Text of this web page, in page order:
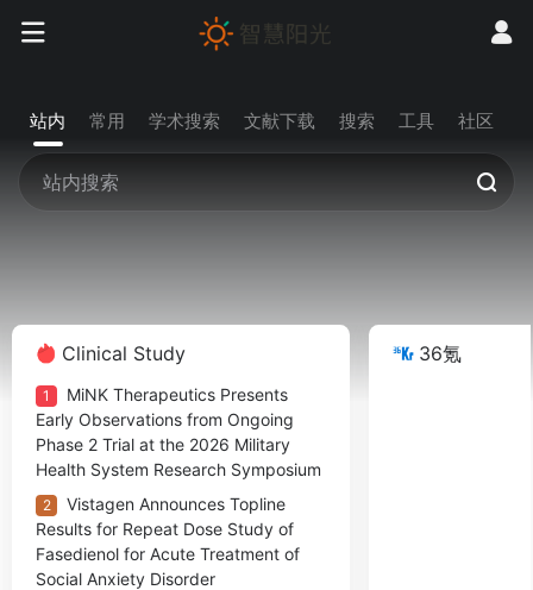
站内 常用 学术搜索 文献下载 搜索 工具 社区
Clinical Study
1
MiNK Therapeutics Presents
Early Observations from Ongoing
Phase 2 Trial at the 2026 Military
Health System Research Symposium
2
Vistagen Announces Topline
Results for Repeat Dose Study of
Fasedienol for Acute Treatment of
Social Anxiety Disorder
36氪